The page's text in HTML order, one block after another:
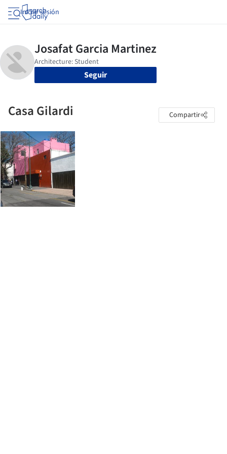
Iniciar sesión
Seguir
Casa Gilardi Compartir